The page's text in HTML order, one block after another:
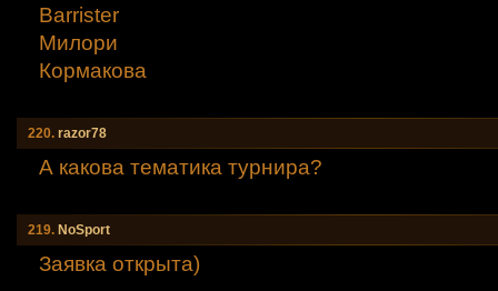
Barrister
Милори
Кормакова
220. razor78
А какова тематика турнира?
219. NoSport
Заявка открыта)